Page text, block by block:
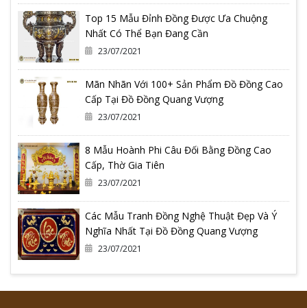
Top 15 Mẫu Đỉnh Đồng Được Ưa Chuộng
Nhất Có Thể Bạn Đang Cần
23/07/2021
Mãn Nhãn Với 100+ Sản Phẩm Đồ Đồng Cao
Cấp Tại Đồ Đồng Quang Vượng
23/07/2021
8 Mẫu Hoành Phi Câu Đối Bằng Đồng Cao
Cấp, Thờ Gia Tiên
23/07/2021
Các Mẫu Tranh Đồng Nghệ Thuật Đẹp Và Ý
Nghĩa Nhất Tại Đồ Đồng Quang Vượng
23/07/2021